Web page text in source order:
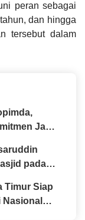
peran sebagai
dan hingga
tersebut dalam
Jaga
pada
Timur Siap